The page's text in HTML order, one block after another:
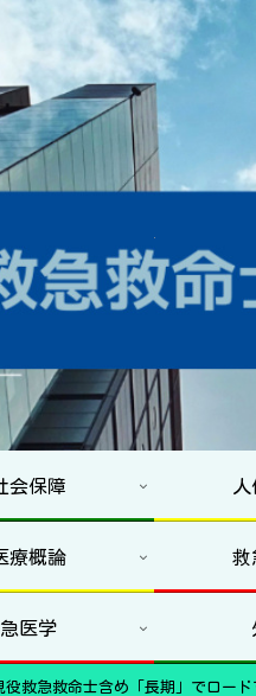
会保障
療概論 救
医学
役救急救命士含め「長期」でロー